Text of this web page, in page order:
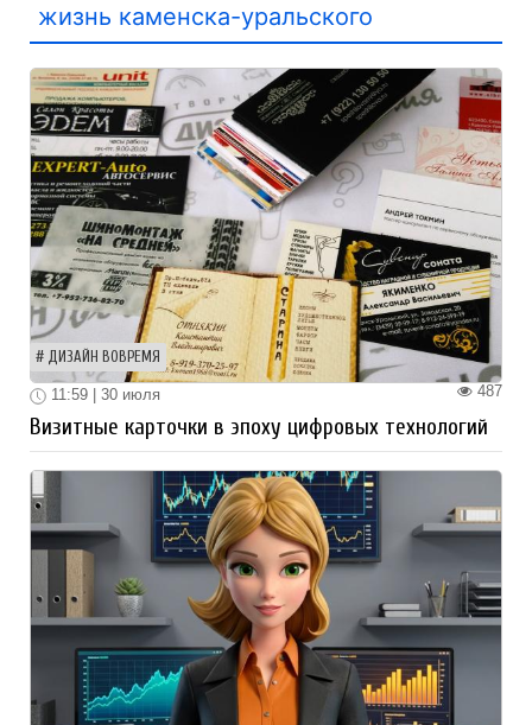
жизнь каменска-уральского
ДИЗАЙН ВОВРЕМЯ
487
11:59 | 30 июля
Визитные карточки в эпоху цифровых технологий